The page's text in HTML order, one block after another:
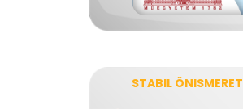
STABIL ÖNISMERET